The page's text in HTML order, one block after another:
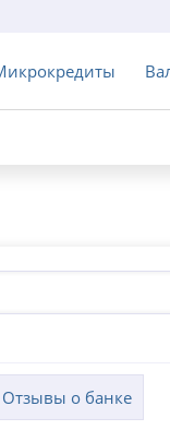
Отзывы о банке